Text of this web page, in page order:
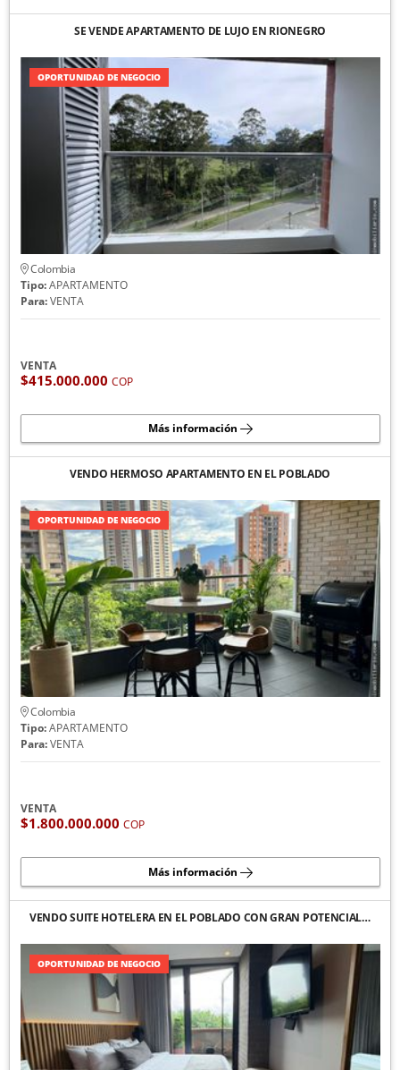
SE VENDE APARTAMENTO DE LUJO EN RIONEGRO
OPORTUNIDAD DE NEGOCIO
Colombia
Tipo:APARTAMENTO
Para:VENTA
VENTA
$415.000.000 COP
Más información
VENDO HERMOSO APARTAMENTO EN EL POBLADO
OPORTUNIDAD DE NEGOCIO
Colombia
Tipo:APARTAMENTO
Para:VENTA
VENTA
$1.800.000.000 COP
Más información
VENDO SUITE HOTELERA EN EL POBLADO CON GRAN POTENCIAL…
OPORTUNIDAD DE NEGOCIO